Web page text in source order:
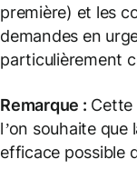
première) et les
demandes en
particulièrement
Remarque : Cette
l’on souhaite
efficace possible